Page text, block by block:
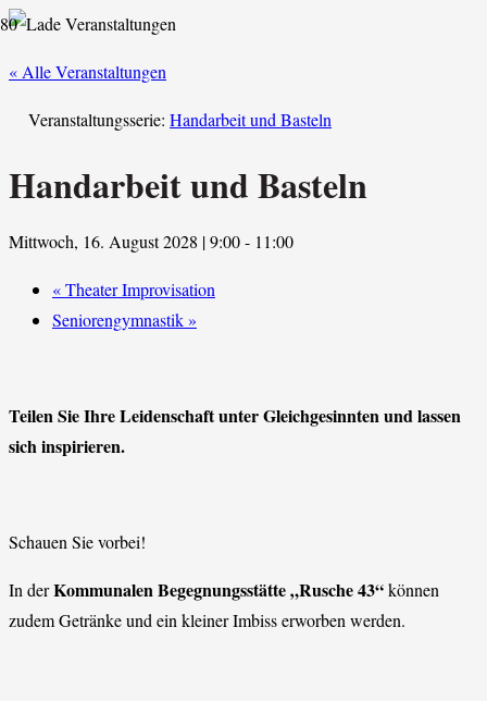
« Alle Veranstaltungen
Veranstaltungsserie: Handarbeit und Basteln
Handarbeit und Basteln
Mittwoch, 16. August 2028 | 9:00- 11:00
«Theater Improvisation
Seniorengymnastik»
Teilen Sie Ihre Leidenschaft unter Gleichgesinnten und lassen
sich inspirieren.
Schauen Sie vorbei!
In derKommunalen Begegnungsstätte „Rusche 43“können
zudem Getränke und ein kleiner Imbiss erworben werden.